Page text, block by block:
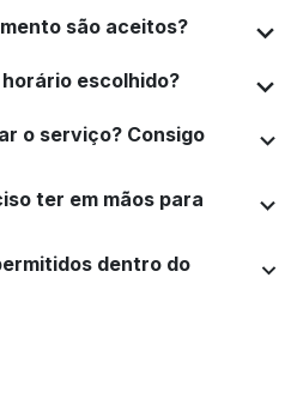
são aceitos?
escolhido?
o serviço? Consigo
ter em mãos para
dentro do